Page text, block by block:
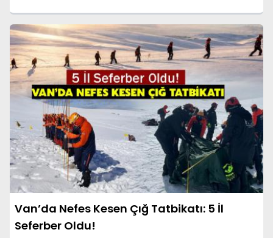
Van’da Nefes Kesen Çığ Tatbikatı: 5 İl
Seferber Oldu!